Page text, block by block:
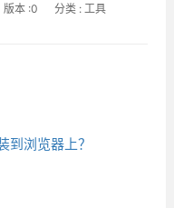
版本 :0 分类 : 工具
到浏览器上？